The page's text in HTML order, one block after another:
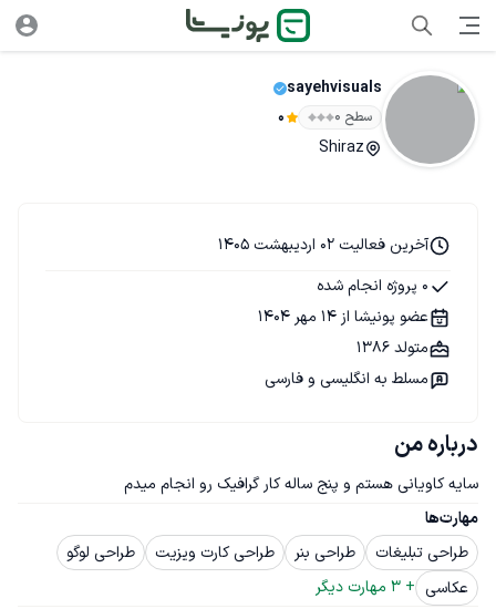
sayehvisuals
سطح ۰ 0
Shiraz
درباره من
سایه کاویانی هستم و پنج ساله کار گرافیک رو انجام میدم
مهارت‌ها
طراحی تبلیغات
طراحی بنر طراحی کارت ویزیت
طراحی لوگو
عکاسی +
3 مهارت دیگر
آخرین فعالیت 02 اردیبهشت 1405
0 پروژه انجام شده
عضو پونیشا از 14 مهر 1404
متولد 1386
مسلط به انگلیسی و فارسی